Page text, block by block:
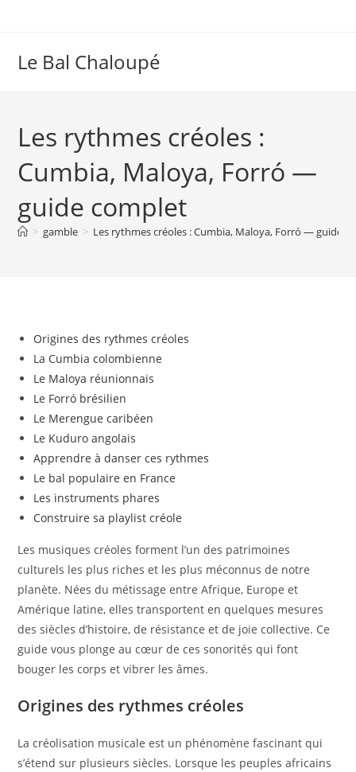
Le Bal Chaloupé
Les rythmes créoles :
Cumbia, Maloya, Forró —
guide complet
> gamble > Les rythmes créoles : Cumbia, Maloya, Forró — guide
Origines des rythmes créoles
La Cumbia colombienne
Le Maloya réunionnais
Le Forró brésilien
Le Merengue caribéen
Le Kuduro angolais
Apprendre à danser ces rythmes
Le bal populaire en France
Les instruments phares
Construire sa playlist créole
Les musiques créoles forment l’un des patrimoines
culturels les plus riches et les plus méconnus de notre
planète. Nées du métissage entre Afrique, Europe et
Amérique latine, elles transportent en quelques mesures
des siècles d’histoire, de résistance et de joie collective. Ce
guide vous plonge au cœur de ces sonorités qui font
bouger les corps et vibrer les âmes.
Origines des rythmes créoles
La créolisation musicale est un phénomène fascinant qui
s’étend sur plusieurs siècles. Lorsque les peuples africains